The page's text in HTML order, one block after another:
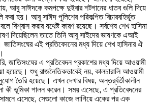
আবু সাঈদকে কমপক্ষে দুইবার শটগানের ধাতব গুলি দিয়ে
করা হয়। আবু সাঈদ পুলিশের পরিকল্পিত বিচারবহির্ভূত
বিশ্বাস করার যথেষ্ট কারণ রয়েছে। সর্বশেষ শেখ হাসিনা
দিয়েছিলেন তাতে তিনি আবু সাইদের ভাষণকে এআই
জাতিসংঘের এই প্রতিবেদনের মধ্য দিয়ে শেখ হাসিনার ঐ
জাতিসংঘের এ প্রতিবেদন প্রকাশের মধ্য দিয়ে আওয়ামী
হয়েছে। শুধু রাজনৈতিকভাবেই নয়, কালচারালি আওয়ামী
তৈরি হয়েছে। এখন দেখার বিষয়, অন্তর্র্বর্তীকালীন
কী ভূমিকা পালন করেন। সময় এসেছে, এ প্রতিবেদনের
এসেছে, সেগুলো কাজে লাগিয়ে একের পর এক